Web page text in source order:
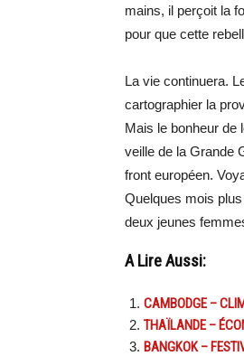
mains, il perçoit la
pour que cette
La vie continuera.
cartographier la
Mais le bonheur de
veille de la Grande
front européen.
Quelques mois
deux jeunes
A Lire Aussi:
CAMBODGE –
THAÏLANDE –
BANGKOK –